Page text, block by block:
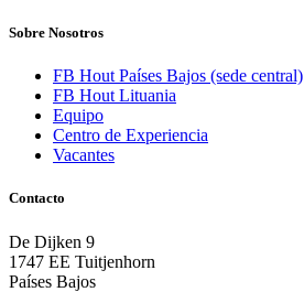
Sobre Nosotros
FB Hout Países Bajos (sede central)
FB Hout Lituania
Equipo
Centro de Experiencia
Vacantes
Contacto
De Dijken 9
1747 EE Tuitjenhorn
Países Bajos